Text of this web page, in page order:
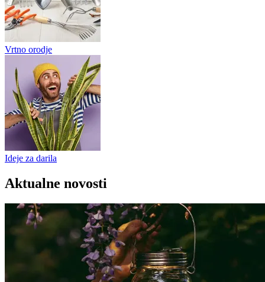
Vrtno orodje
Ideje za darila
Aktualne novosti